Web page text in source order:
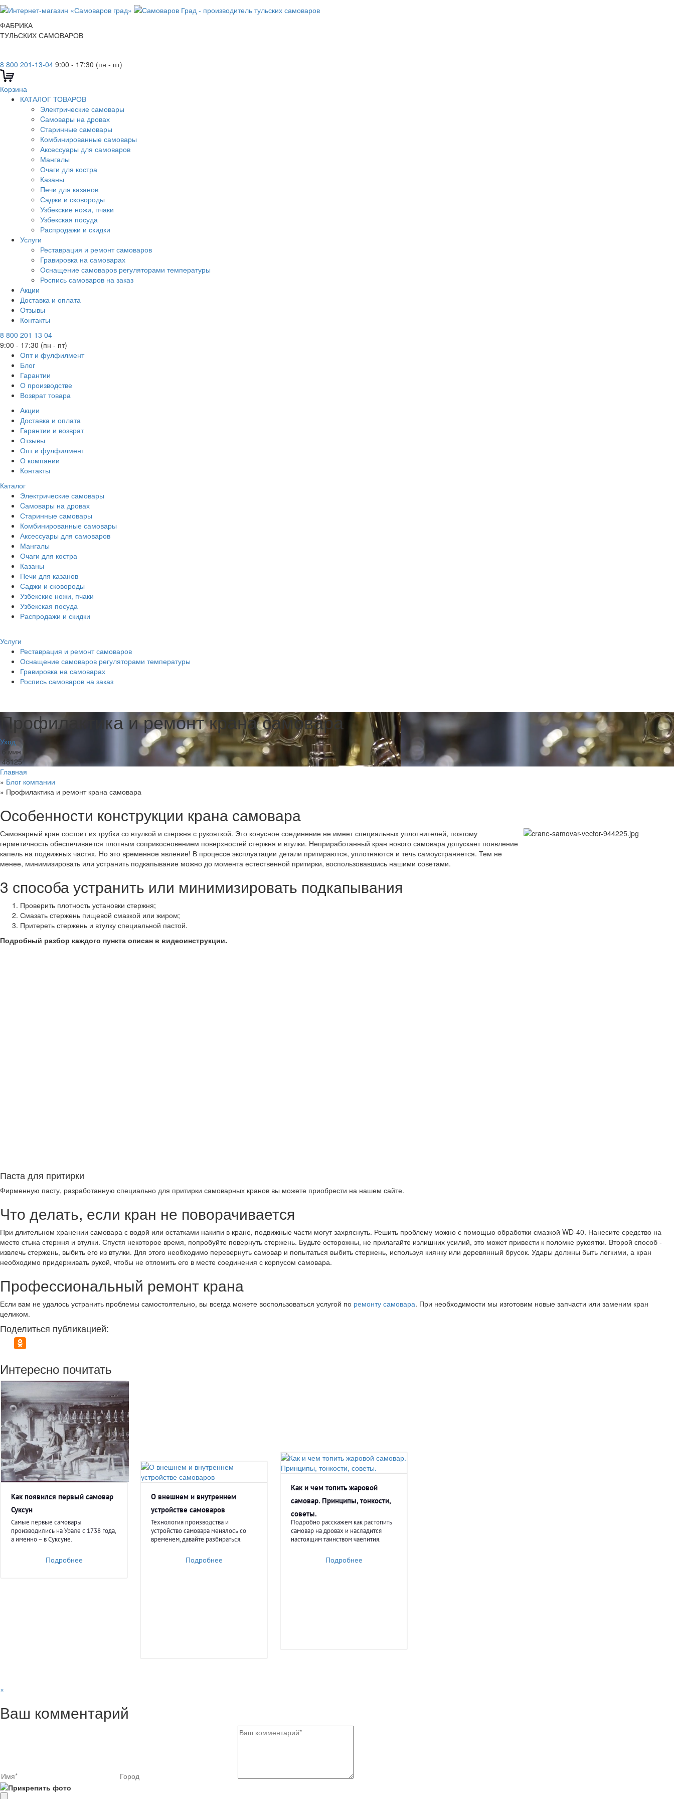
ФАБРИКА
ТУЛЬСКИХ САМОВАРОВ
8 800 201-13-04 9:00 - 17:30 (пн - пт)
Корзина
КАТАЛОГ ТОВАРОВ
Электрические самовары
Cамовары на дровах
Старинные самовары
Комбинированные самовары
Аксессуары для самоваров
Мангалы
Очаги для костра
Казаны
Печи для казанов
Саджи и сковороды
Узбекские ножи, пчаки
Узбекская посуда
Распродажи и скидки
Услуги
Реставрация и ремонт самоваров
Гравировка на самоварах
Оснащение самоваров регуляторами температуры
Роспись самоваров на заказ
Акции
Доставка и оплата
Отзывы
Контакты
8 800 201 13 04
9:00 - 17:30 (пн - пт)
Опт и фулфилмент
Блог
Гарантии
О производстве
Возврат товара
Акции
Доставка и оплата
Гарантии и возврат
Отзывы
Опт и фулфилмент
О компании
Контакты
Каталог
Электрические самовары
Cамовары на дровах
Старинные самовары
Комбинированные самовары
Аксессуары для самоваров
Мангалы
Очаги для костра
Казаны
Печи для казанов
Саджи и сковороды
Узбекские ножи, пчаки
Узбекская посуда
Распродажи и скидки
Услуги
Реставрация и ремонт самоваров
Оснащение самоваров регуляторами температуры
Гравировка на самоварах
Роспись самоваров на заказ
Профилактика и ремонт крана самовара
Уход
6 мин
48125
Главная
» Блог компании
» Профилактика и ремонт крана самовара
Особенности конструкции крана самовара
Самоварный кран состоит из трубки со втулкой и стержня с рукояткой. Это конусное соединение не имеет специальных уплотнителей, поэтому
герметичность обеспечивается плотным соприкосновением поверхностей стержня и втулки. Неприработанный кран нового самовара допускает появление
капель на подвижных частях. Но это временное явление! В процессе эксплуатации детали притираются, уплотняются и течь самоустраняется. Тем не
менее, минимизировать или устранить подкапывание можно до момента естественной притирки, воспользовавшись нашими советами.
3 способа устранить или минимизировать подкапывания
Проверить плотность установки стержня;
Смазать стержень пищевой смазкой или жиром;
Притереть стержень и втулку специальной пастой.
Подробный разбор каждого пункта описан в видеоинструкции.
Паста для притирки
Фирменную пасту, разработанную специально для притирки самоварных кранов вы можете приобрести на нашем сайте.
Что делать, если кран не поворачивается
При длительном хранении самовара с водой или остатками накипи в кране, подвижные части могут захряснуть. Решить проблему можно с помощью обработки смазкой WD-40. Нанесите средство на
место стыка стержня и втулки. Спустя некоторое время, попробуйте повернуть стержень. Будьте осторожны, не прилагайте излишних усилий, это может привести к поломке рукоятки. Второй способ -
извлечь стержень, выбить его из втулки. Для этого необходимо перевернуть самовар и попытаться выбить стержень, используя киянку или деревянный брусок. Удары должны быть легкими, а кран
необходимо придерживать рукой, чтобы не отломить его в месте соединения с корпусом самовара.
Профессиональный ремонт крана
Если вам не удалось устранить проблемы самостоятельно, вы всегда можете воспользоваться услугой по ремонту самовара. При необходимости мы изготовим новые запчасти или заменим кран
целиком.
Поделиться публикацией:
Интересно почитать
Как появился первый самовар
Суксун
Самые первые самовары
производились на Урале с 1738 года,
а именно – в Суксуне.
Подробнее
О внешнем и внутреннем
устройстве самоваров
Технология производства и
устройство самовара менялось со
временем, давайте разбираться.
Подробнее
Как и чем топить жаровой
самовар. Принципы, тонкости,
советы.
Подробно расскажем как растопить
самовар на дровах и насладится
настоящим таинством чаепития.
Подробнее
×
Ваш комментарий